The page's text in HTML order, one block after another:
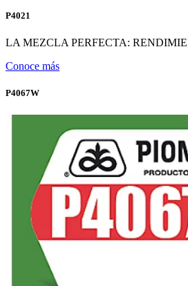
P4021
LA MEZCLA PERFECTA:
Conoce más
P4067W